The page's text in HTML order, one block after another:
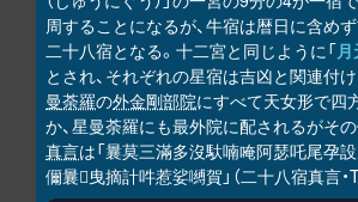
周することになるが、牛宿は暦日に含め
二十八宿となる。十二宮と同じように「
とされ、それぞれの星宿は吉凶と関連付け
曼荼羅の外金剛部院にすべて天女形で四
か、星曼荼羅にも最外院に配されるがそ
真言は「曩莫三滿多沒馱喃唵阿瑟吒尾孕
儞曩𩕳 曳摘計吽惹娑嚩賀」（二十八宿真言・